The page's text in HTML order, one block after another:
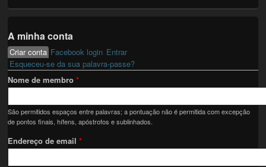
A minha conta
Primary tabs
Criar conta (active tab)
Facebook login Entrar
Esqueceu-se da sua palavra-passe?
Nome de membro*
São permitidos espaços entre palavras; a pontuação não é permitida com excepção
de pontos finais, hífens, apóstrofos e sublinhados.
Endereço de email*